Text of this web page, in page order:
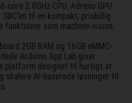
core 2.0GHz CPU, Adreno GPU
til en kompakt, prisbillig
funktioner som machine-vision.
2GB RAM og 16GB eMMC-
Arduino App Lab giver
platform designet til hurtigt at
skalere AI-baserede løsninger til